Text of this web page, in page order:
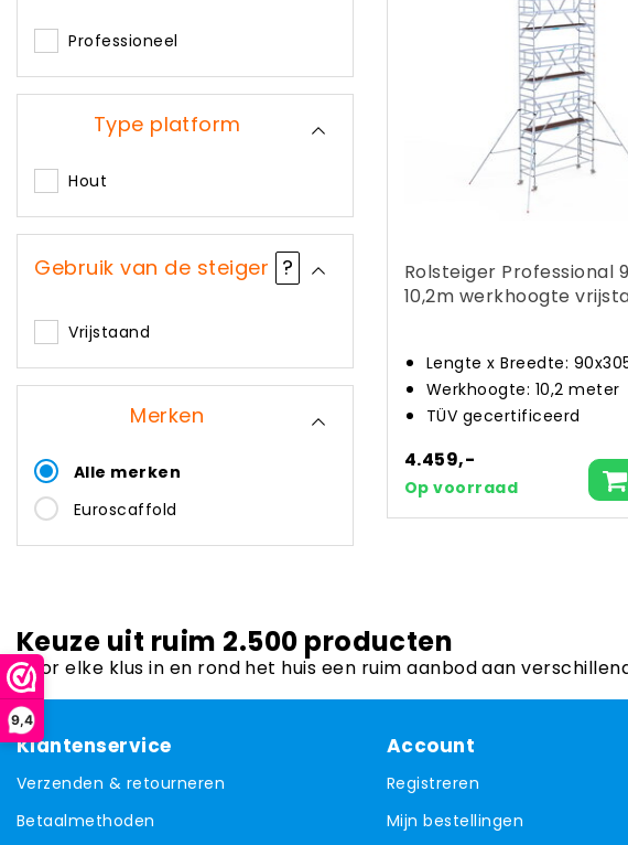
9,4
Professioneel
Type platform
Hout
Gebruik van de steiger ?
Vrijstaand
Merken
Alle merken
Euroscaffold
Rolsteiger Professional
10,2m werkhoogte
Lengte x Breedte:
Werkhoogte: 10,2 meter
TÜV gecertificeerd
4.459,-
Op voorraad
Keuze uit ruim 2.500 producten
Voor elke klus in en rond het huis een ruim aanbod aan
Klantenservice
Verzenden & retourneren
Betaalmethoden
Account
Registreren
Mijn bestellingen